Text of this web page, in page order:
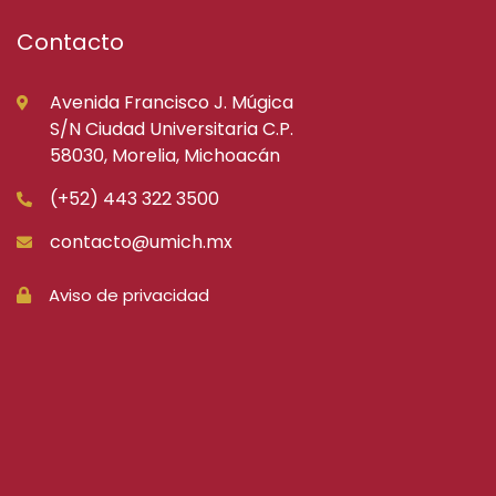
Contacto
Avenida Francisco J. Múgica
S/N Ciudad Universitaria C.P.
58030, Morelia, Michoacán
(+52) 443 322 3500
contacto@umich.mx
Aviso de privacidad